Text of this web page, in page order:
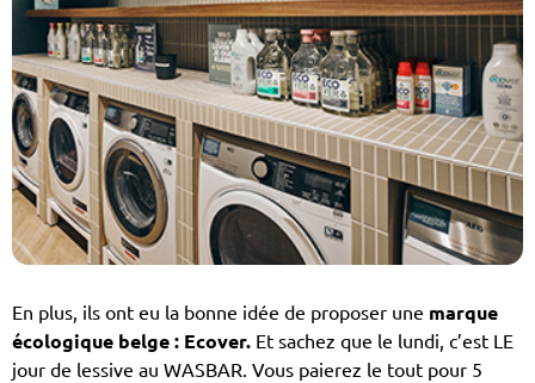
En plus, ils ont eu la bonne idée de proposer une marque
écologique belge : Ecover. Et sachez que le lundi, c’est LE
jour de lessive au WASBAR. Vous paierez le tout pour 5